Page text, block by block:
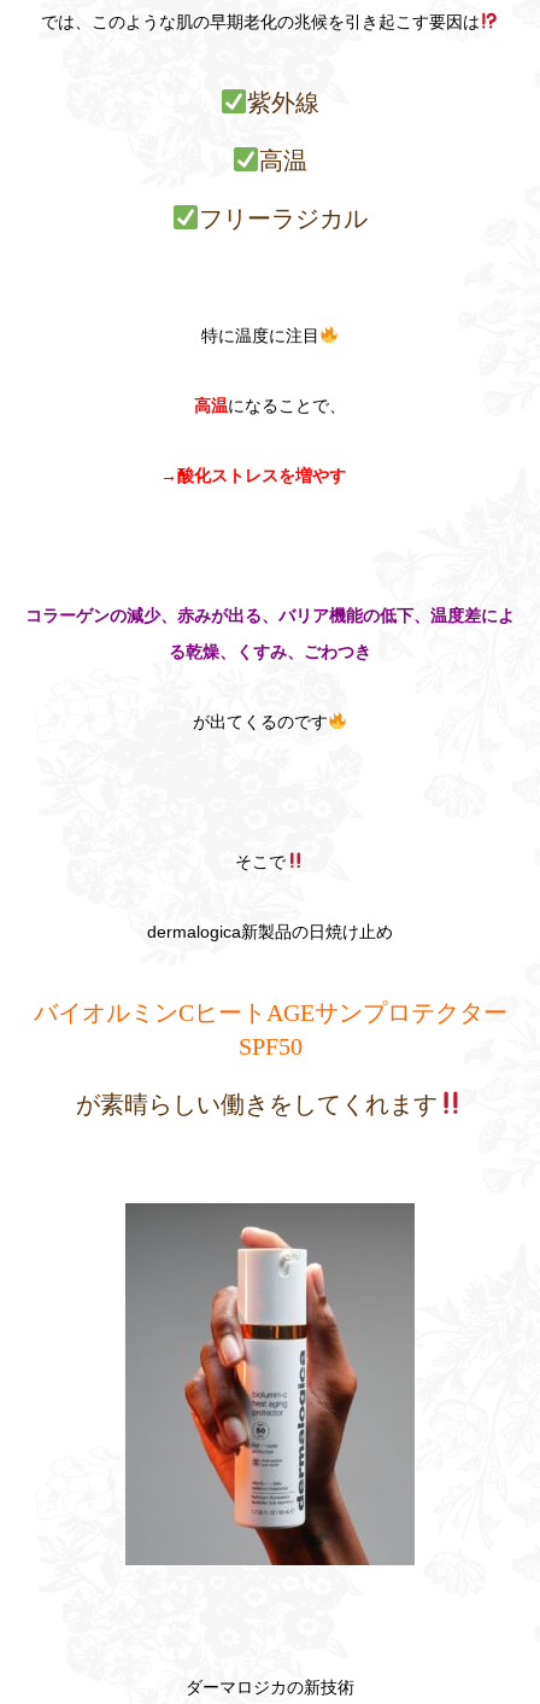
では、このような肌の早期老化の兆候を引き起こす要因は
紫外線
高温
フリーラジカル
特に温度に注目
高温になることで、
→酸化ストレスを増やす
コラーゲンの減少、赤みが出る、バリア機能の低下、温度差によ
る乾燥、くすみ、ごわつき
が出てくるのです
そこで
dermalogica新製品の日焼け止め
バイオルミンCヒートAGEサンプロテクター
SPF50
が素晴らしい働きをしてくれます
ダーマロジカの新技術